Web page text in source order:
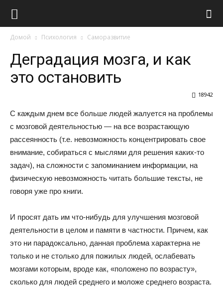
Домой Психология Саморазвитие
Деградация мозга, и как
это остановить
18942
С каждым днем все больше людей жалуется на проблемы
с мозговой деятельностью — на все возрастающую
рассеянность (т.е. невозможность концентрировать свое
внимание, собираться с мыслями для решения каких-то
задач), на сложности с запоминанием информации, на
физическую невозможность читать большие тексты, не
говоря уже про книги.
И просят дать им что-нибудь для улучшения мозговой
деятельности в целом и памяти в частности. Причем, как
это ни парадоксально, данная проблема характерна не
только и не столько для пожилых людей, ослабевать
мозгами которым, вроде как, «положено по возрасту»,
сколько для людей среднего и моложе среднего возраста.